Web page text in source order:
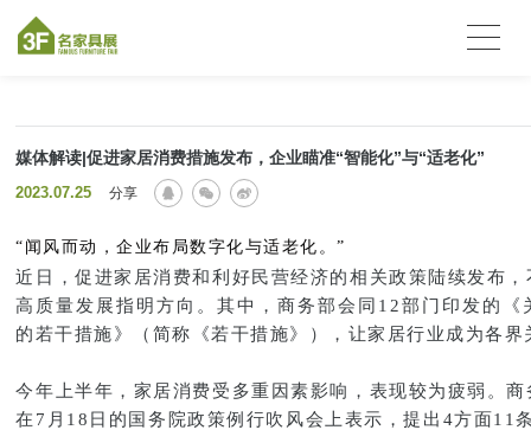
媒体解读|促进家居消费措施发布，企业瞄准“智能化”与“适老化”
2023.07.25 分享
“闻风而动，企业布局数字化与适老化。”
近日，促进家居消费和利好民营经济的相关政策陆续发布
高质量发展指明方向。其中，商务部会同12部门印发的《
的若干措施》（简称《若干措施》），让家居行业成为各界
今年上半年，家居消费受多重因素影响，表现较为疲弱。
在7月18日的国务院政策例行吹风会上表示，提出4方面11